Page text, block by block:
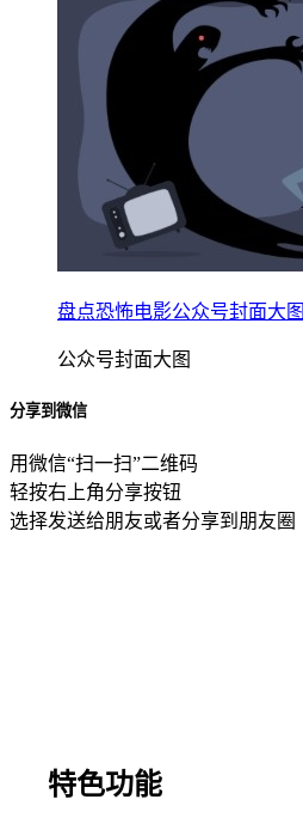
盘点恐怖电影公众号封面大图
公众号封面大图
分享到微信
用微信“扫一扫”二维码
轻按右上角分享按钮
选择发送给朋友或者分享到朋友圈
特色功能